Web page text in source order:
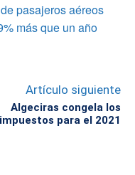
pasajeros aéreos
más que un año
Artículo siguiente
Algeciras congela los
impuestos para el 2021